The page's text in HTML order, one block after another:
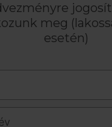
meg
esetén)